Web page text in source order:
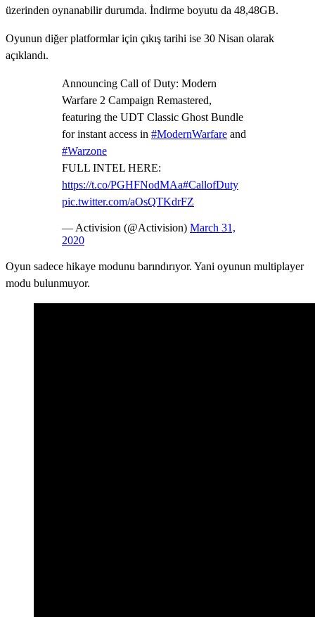
üzerinden oynanabilir durumda. İndirme boyutu da 48,48GB.
Oyunun diğer platformlar için çıkış tarihi ise 30 Nisan olarak
açıklandı.
Announcing Call of Duty: Modern
Warfare 2 Campaign Remastered,
featuring the UDT Classic Ghost Bundle
for instant access in #ModernWarfare and
#Warzone
FULL INTEL HERE:
https://t.co/PGHFNodMAa#CallofDuty
pic.twitter.com/aOsQTKdrFZ
— Activision (@Activision) March 31,
2020
Oyun sadece hikaye modunu barındırıyor. Yani oyunun multiplayer
modu bulunmuyor.